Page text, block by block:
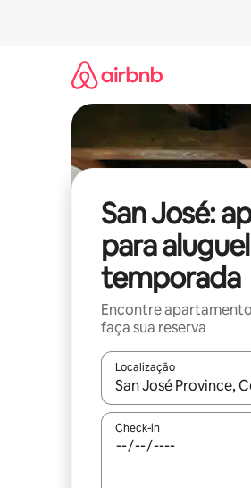
San José:
para
temporada
Encontre
faça sua reserva
Localização
Quando os resultados
Check-in